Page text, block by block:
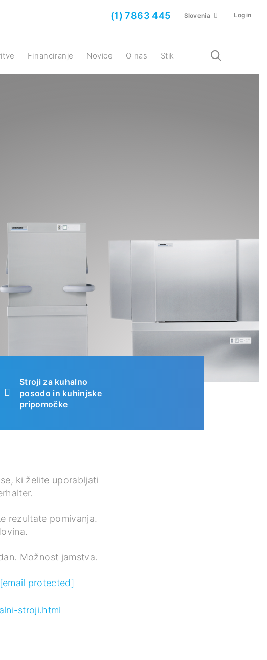
(1) 7863 445 Slovenia Login
Financiranje Novice O nas Stik
Stroji za kuhalno
posodo in kuhinjske
pripomočke
ki želite uporabljati
rezultate pomivanja.
Možnost jamstva.
[email protected]
stroji.html